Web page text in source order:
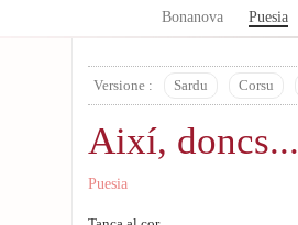
Bonanova Puesia
Versione : Sardu Corsu
Així, doncs...
Puesia